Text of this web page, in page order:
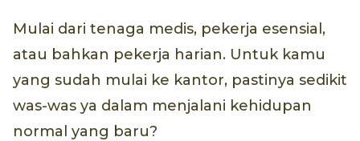
Mulai dari tenaga medis, pekerja esensial,
atau bahkan pekerja harian. Untuk kamu
yang sudah mulai ke kantor, pastinya sedikit
was-was ya dalam menjalani kehidupan
normal yang baru?